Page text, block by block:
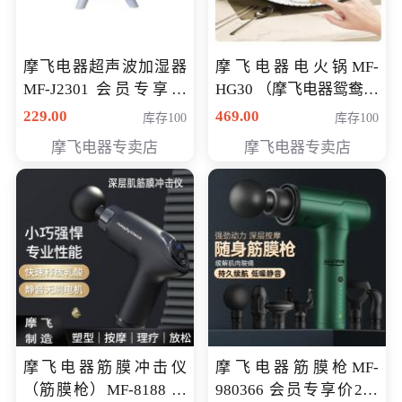
摩飞电器超声波加湿器
MF-J2301 会员专享价
168元
229.00 库存100
摩飞电器专卖店
摩飞电器电火锅MF-
HG30 （摩飞电器鸳鸯锅
MF-HG30 ） 会员专享价
469.00 库存100
摩飞电器专卖店
摩飞电器筋膜冲击仪
（筋膜枪）MF-8188 会
摩飞电器筋膜枪MF-
980366 会员专享价299